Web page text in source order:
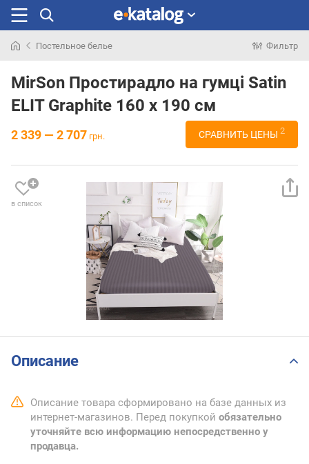
раньше
Постельное белье Фильтр
MirSon Простирадло на гумці Satin
ELIT Graphite 160 х 190 см
2 339 — 2 707 грн. СРАВНИТЬ ЦЕНЫ 2
в список
Описание
Описание товара сформировано на базе данных из
интернет-магазинов. Перед покупкой обязательно
уточняйте всю информацию непосредственно у
продавца.